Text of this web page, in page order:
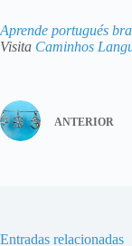
Aprende portugués
Visita Caminhos
ANTERIOR
Entradas relacionadas